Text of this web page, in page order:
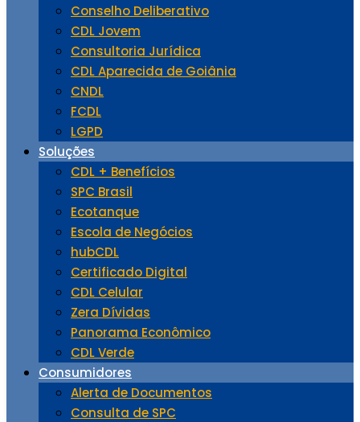
Conselho Deliberativo
CDL Jovem
Consultoria Jurídica
CDL Aparecida de Goiânia
CNDL
FCDL
LGPD
Soluções
CDL + Benefícios
SPC Brasil
Ecotanque
Escola de Negócios
hubCDL
Certificado Digital
CDL Celular
Zera Dívidas
Panorama Econômico
CDL Verde
Consumidores
Alerta de Documentos
Consulta de SPC